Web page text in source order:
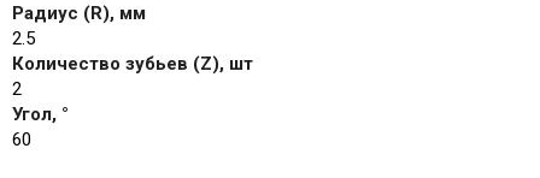
Радиус (R), мм
2.5
Количество зубьев (Z), шт
2
Угол, °
60